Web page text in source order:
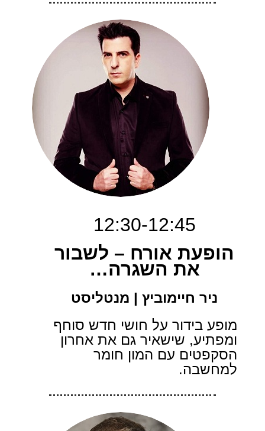
12:30-12:45
הופעת אורח – לשבור
את השגרה…
ניר חיימוביץ | מנטליסט
מופע בידור על חושי חדש סוחף
ומפתיע, שישאיר גם את אחרון
הסקפטים עם המון חומר
למחשבה.